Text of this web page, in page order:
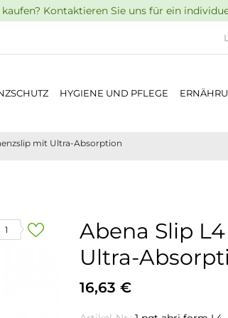
Kontaktieren Sie uns für ein
HYGIENE UND PFLEGE
mit Ultra-Absorption
1
Abena Slip
Ultra-
16,63 €